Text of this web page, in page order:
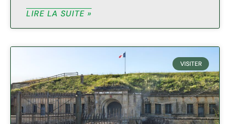
LIRE LA SUITE »
VISITER